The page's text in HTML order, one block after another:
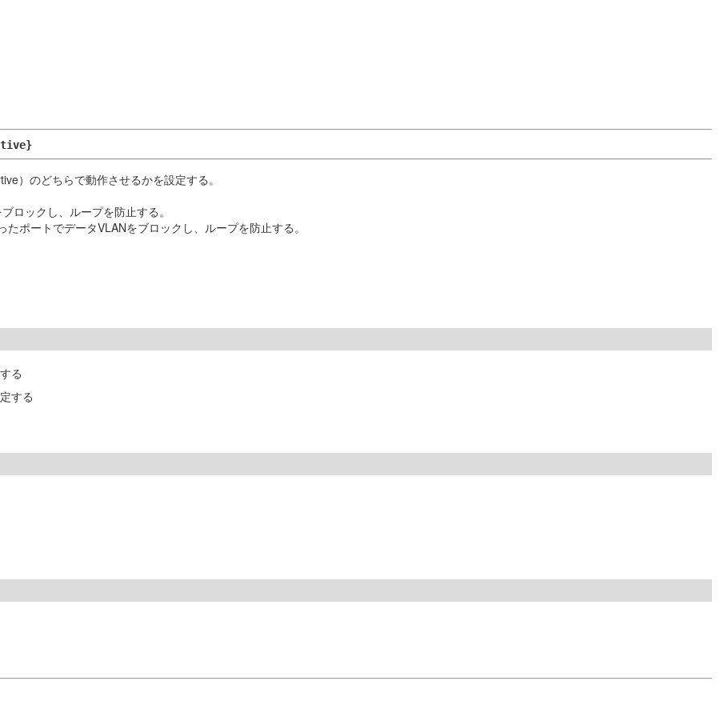
）のどちらで動作させるかを設定する。
ロックし、ループを防止する。
ポートでデータVLANをブロックし、ループを防止する。
る
する